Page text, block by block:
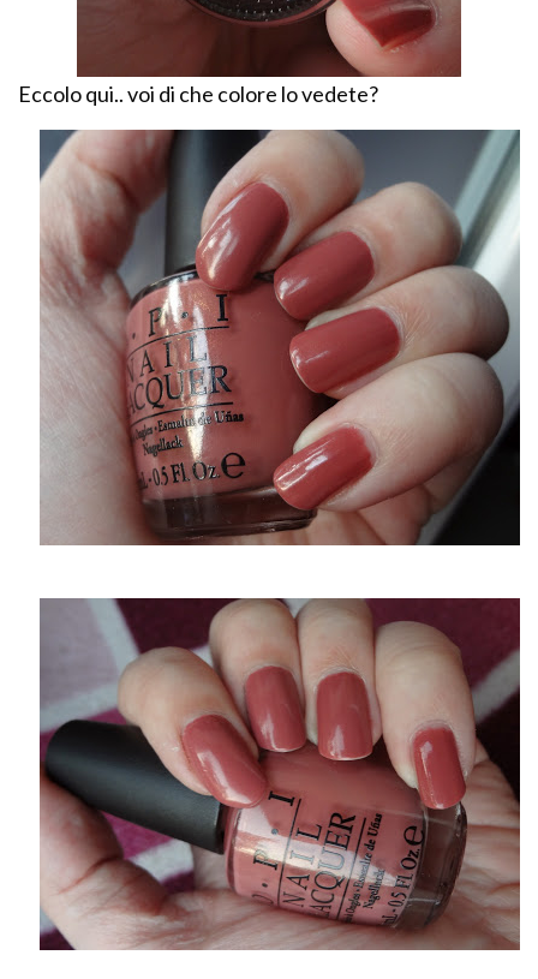
Eccolo qui.. voi di che colore lo vedete?